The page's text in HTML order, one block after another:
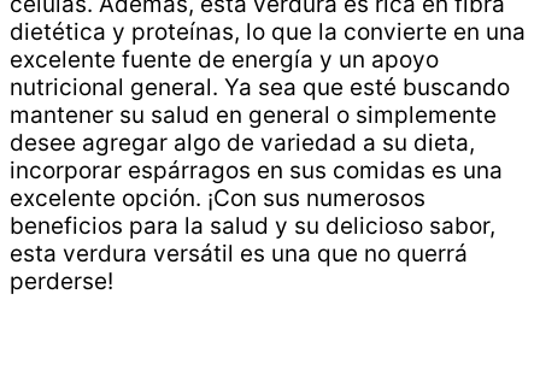
dietética y proteínas, lo que la convierte en una
excelente fuente de energía y un apoyo
nutricional general. Ya sea que esté buscando
mantener su salud en general o simplemente
desee agregar algo de variedad a su dieta,
incorporar espárragos en sus comidas es una
excelente opción. ¡Con sus numerosos
beneficios para la salud y su delicioso sabor,
esta verdura versátil es una que no querrá
perderse!